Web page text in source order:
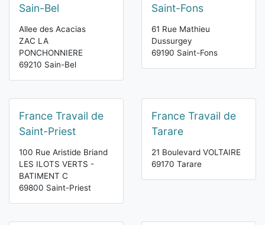
Sain-Bel
Allee des Acacias
ZAC LA
PONCHONNIERE
69210 Sain-Bel
Saint-Fons
61 Rue Mathieu
Dussurgey
69190 Saint-Fons
France Travail de
Saint-Priest
100 Rue Aristide Briand
LES ILOTS VERTS -
BATIMENT C
69800 Saint-Priest
France Travail de
Tarare
21 Boulevard VOLTAIRE
69170 Tarare